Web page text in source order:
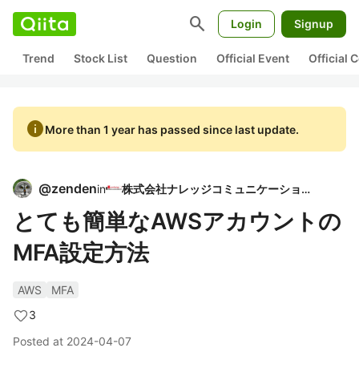
search Login Signup
Trend Stock List Question Official Event Official
infoMore than 1 year has passed since last update.
@zendenin 株式会社ナレッジコミュニケーション
とても簡単なAWSアカウントの
MFA設定方法
AWS
MFA
3
Posted at 2024-04-07